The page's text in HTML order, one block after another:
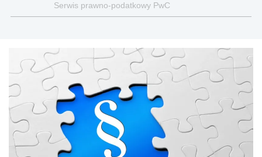
Serwis prawno-podatkowy PwC